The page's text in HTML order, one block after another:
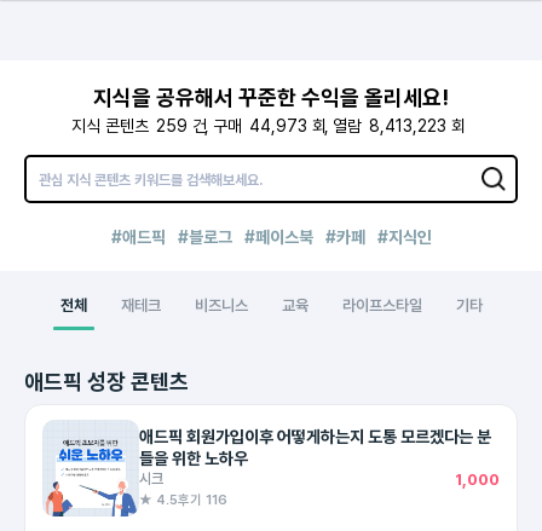
지식을 공유해서 꾸준한 수익을 올리세요!
지식 콘텐츠 259 건 구매 44,973 회 열람 8,413,223 회
#애드픽 #블로그 #페이스북 #카페 #지식인
전체 재테크 비즈니스 교육 라이프스타일 기타
애드픽 성장 콘텐츠
애드픽 회원가입이후 어떻게하는지 도통 모르겠다는 분
들을 위한 노하우
시크 1,000
★ 4.5후기 116